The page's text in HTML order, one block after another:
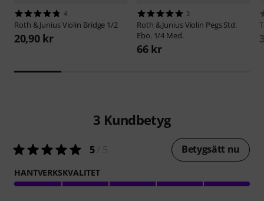
4
Roth & JuniusViolin Bridge 1/2
20,90 kr
3
Roth & JuniusViolin Pegs Std.
Ebo. 1/4 Med.
66 kr
3 Kundbetyg
5/ 5 Betygsätt nu
HANTVERKSKVALITET